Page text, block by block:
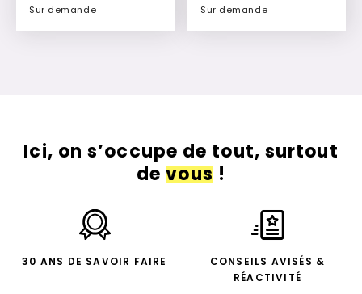
Sur demande
Ajouter à mon devis
Sur demande
Ajouter à mon devis
Ici, on s’occupe de tout, surtout
devous!
30 ANS DE SAVOIR FAIRE
CONSEILS AVISÉS &
RÉACTIVITÉ